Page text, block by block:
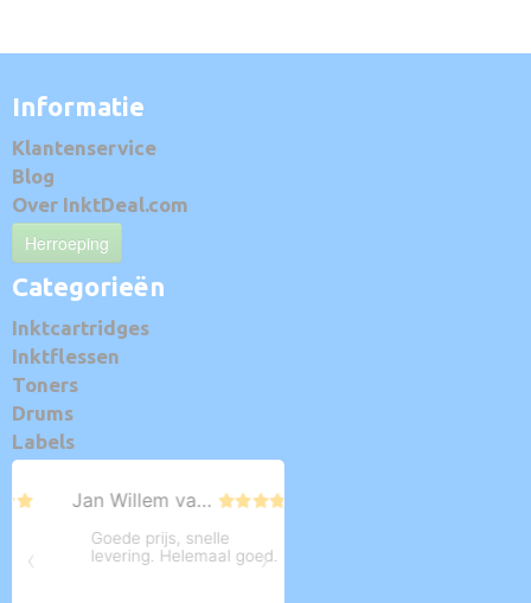
Informatie
Klantenservice
Blog
Over InktDeal.com
Herroeping
Categorieën
Inktcartridges
Inktflessen
Toners
Drums
Labels